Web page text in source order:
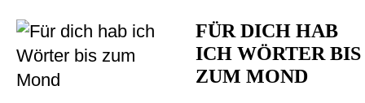
FÜR DICH HAB
ICH WÖRTER BIS
ZUM MOND